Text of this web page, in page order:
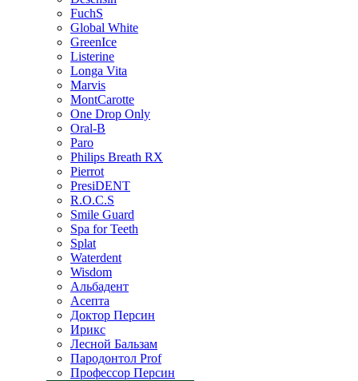
FuchS
Global White
GreenIce
Listerine
Longa Vita
Marvis
MontCarotte
One Drop Only
Oral-B
Paro
Philips Breath RX
Pierrot
PresiDENT
R.O.C.S
Smile Guard
Spa for Teeth
Splat
Waterdent
Wisdom
Альбадент
Асепта
Доктор Персин
Ирикс
Лесной Бальзам
Пародонтол Prof
Профессор Персин